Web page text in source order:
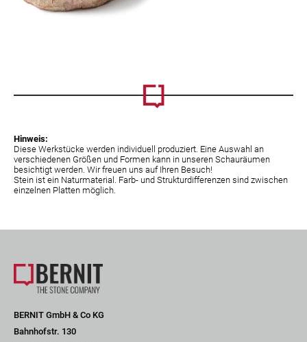
Hinweis:
Diese Werkstücke werden individuell produziert. Eine Auswahl an
verschiedenen Größen und Formen kann in unseren Schauräumen
besichtigt werden. Wir freuen uns auf Ihren Besuch!
Stein ist ein Naturmaterial. Farb- und Strukturdifferenzen sind zwischen
einzelnen Platten möglich.
BERNIT GmbH & Co KG
Bahnhofstr. 130